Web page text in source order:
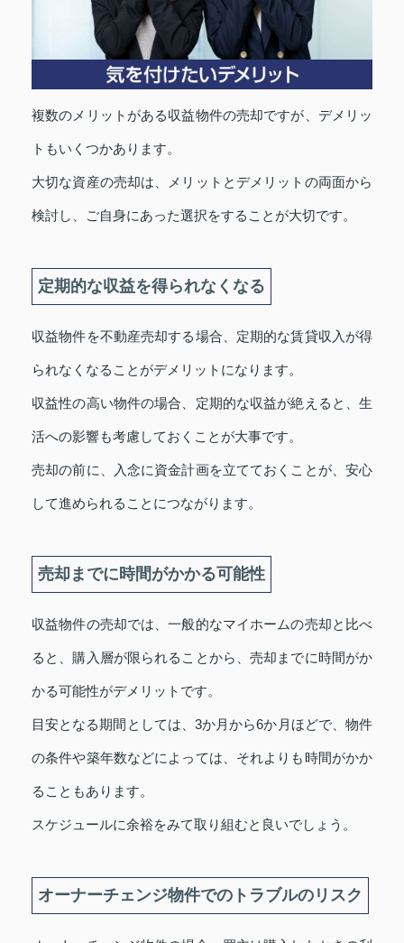
複数のメリットがある収益物件の売却ですが、デメリッ
トもいくつかあります。
大切な資産の売却は、メリットとデメリットの両面から
検討し、ご自身にあった選択をすることが大切です。
定期的な収益を得られなくなる
収益物件を不動産売却する場合、定期的な賃貸収入が得
られなくなることがデメリットになります。
収益性の高い物件の場合、定期的な収益が絶えると、生
活への影響も考慮しておくことが大事です。
売却の前に、入念に資金計画を立てておくことが、安心
して進められることにつながります。
売却までに時間がかかる可能性
収益物件の売却では、一般的なマイホームの売却と比べ
ると、購入層が限られることから、売却までに時間がか
かる可能性がデメリットです。
目安となる期間としては、3か月から6か月ほどで、物件
の条件や築年数などによっては、それよりも時間がかか
ることもあります。
スケジュールに余裕をみて取り組むと良いでしょう。
オーナーチェンジ物件でのトラブルのリスク